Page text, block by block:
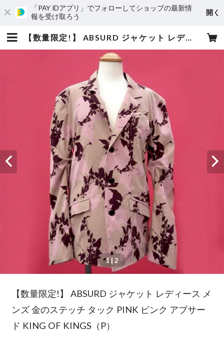
「PAY IDアプリ」でフォローしてショップの最新情
報を受け取ろう
開く
【数量限定!】 ABSURD ジャケット レディース メンズ 金のステッチ タック PINK ピンク アブサード KING OF KINGS（P） | absurd
1| 2
【数量限定!】 ABSURD ジャケット レディース メ
ンズ 金のステッチ タック PINK ピンク アブサー
ド KING OF KINGS（P）